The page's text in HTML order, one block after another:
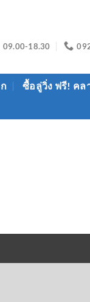
09.00-18.30
ซื้อลู่วิ่ง ฟรี! คล